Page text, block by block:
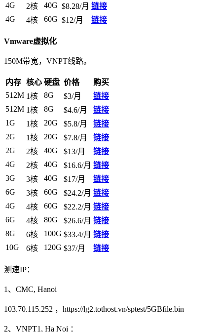
4G
2核 40G $8.28/月 链接
4G
4核 60G $12/月 链接
Vmware虚拟化
150M带宽，VNPT线路。
内存 核心 硬盘 价格
购买
512M 1核 8G $3/月
链接
512M 1核 8G $4.6/月
链接
1G
1核 20G $5.8/月
链接
2G
1核 20G $7.8/月
链接
2G
2核 40G $13/月
链接
4G
2核 40G $16.6/月 链接
3G
3核 40G $17/月
链接
6G
3核 60G $24.2/月 链接
4G
4核 60G $22.2/月 链接
6G
4核 80G $26.6/月 链接
8G
6核 100G $33.4/月 链接
10G
6核 120G $37/月 链接
测速IP：
1、CMC, Hanoi
103.70.115.252 ，https://lg2.tothost.vn/sptest/5GBfile.bin
2、VNPT1, Ha Noi ：